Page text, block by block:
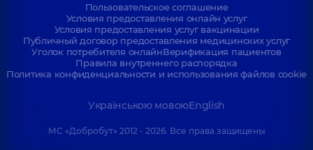
Пользовательское соглашение
Условия предоставления онлайн услуг
Условия предоставления услуг вакцинации
Публичный договор предоставления медицинских услуг
Уголок потребителя онлайнВерификация пациентов
Правила внутреннего распорядка
Политика конфиденциальности и использования файлов cookie
Українською мовоюEnglish
МС «Добробут» 2012 - 2026. Все права защищены